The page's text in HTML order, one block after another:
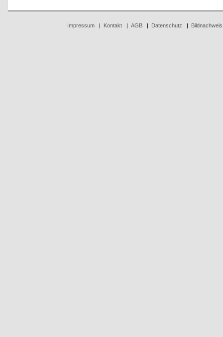
Impressum| Kontakt| AGB| Datenschutz | Bildnachweis